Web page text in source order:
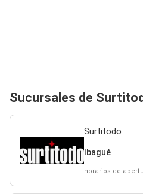
Sucursales de
Surtitodo
Ibagué
horarios de